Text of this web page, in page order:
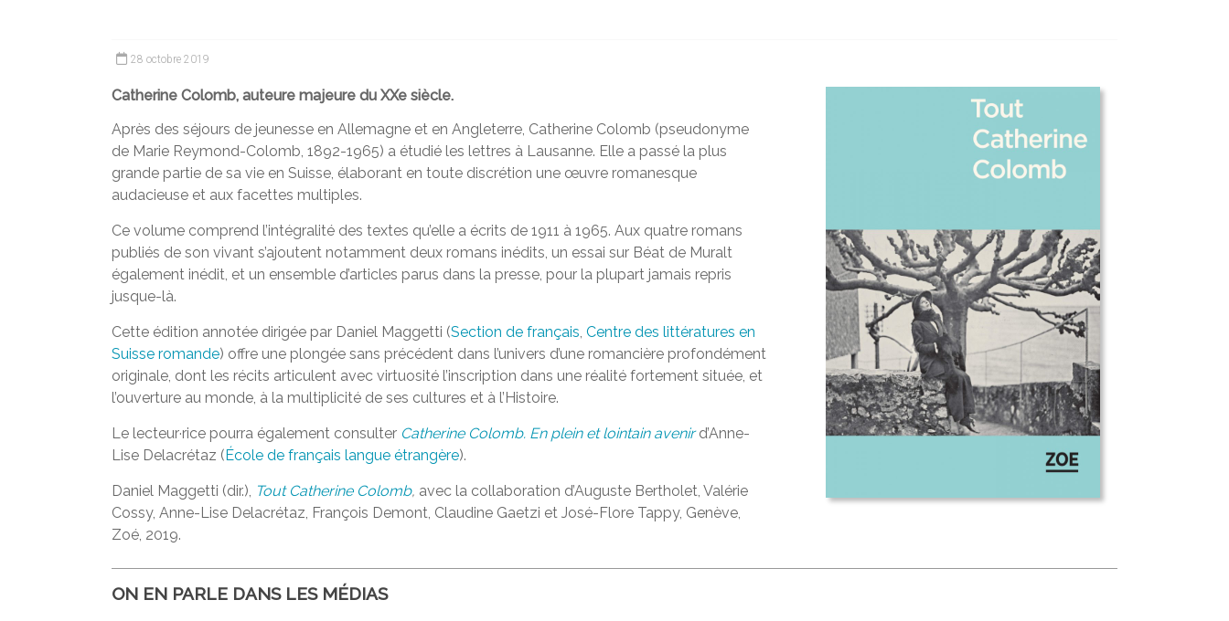
la
Faculté
des
28 octobre 2019
Catherine Colomb, auteure majeure du XXe siècle.
Après des séjours de jeunesse en Allemagne et en Angleterre, Catherine Colomb (pseudonyme
de Marie Reymond-Colomb, 1892-1965) a étudié les lettres à Lausanne. Elle a passé la plus
grande partie de sa vie en Suisse, élaborant en toute discrétion une œuvre romanesque
audacieuse et aux facettes multiples.
Ce volume comprend l’intégralité des textes qu’elle a écrits de 1911 à 1965. Aux quatre romans
publiés de son vivant s’ajoutent notamment deux romans inédits, un essai sur Béat de Muralt
également inédit, et un ensemble d’articles parus dans la presse, pour la plupart jamais repris
jusque-là.
Cette édition annotée dirigée par Daniel Maggetti (Section de français, Centre des littératures en
Suisse romande) offre une plongée sans précédent dans l’univers d’une romancière profondément
originale, dont les récits articulent avec virtuosité l’inscription dans une réalité fortement située, et
l’ouverture au monde, à la multiplicité de ses cultures et à l’Histoire.
Le lecteur·rice pourra également consulter Catherine Colomb. En plein et lointain avenird’Anne-
Lise Delacrétaz (École de français langue étrangère).
Daniel Maggetti (dir.), Tout Catherine Colomb, avec la collaboration d’Auguste Bertholet, Valérie
Cossy, Anne-Lise Delacrétaz, François Demont, Claudine Gaetzi et José-Flore Tappy, Genève,
Zoé, 2019.
ON EN PARLE DANS LES MÉDIAS